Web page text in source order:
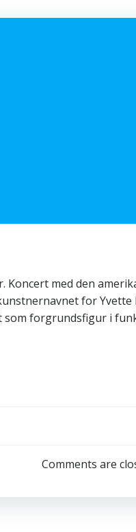
Koncert med den
for
som forgrundsfigur i
Comments are